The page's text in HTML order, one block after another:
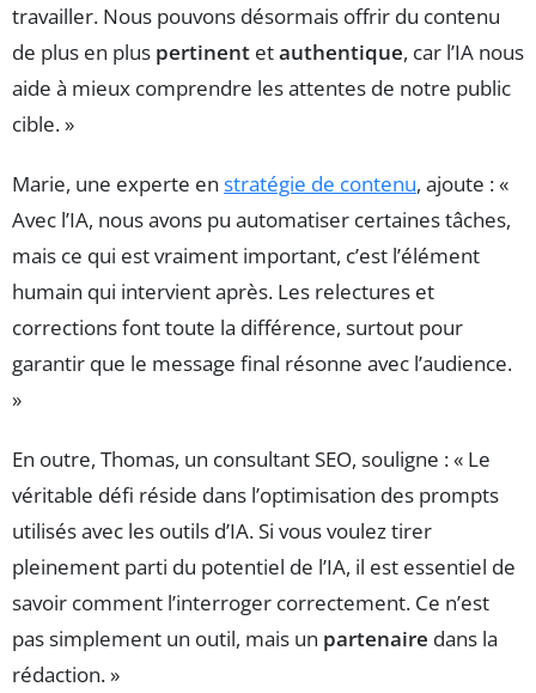
travailler. Nous pouvons désormais offrir du contenu
de plus en plus pertinent etauthentique, car l’IA nous
aide à mieux comprendre les attentes de notre public
cible. »
Marie, une experte en stratégie de contenu, ajoute : «
Avec l’IA, nous avons pu automatiser certaines tâches,
mais ce qui est vraiment important, c’est l’élément
humain qui intervient après. Les relectures et
corrections font toute la différence, surtout pour
garantir que le message final résonne avec l’audience.
»
En outre, Thomas, un consultant SEO, souligne : « Le
véritable défi réside dans l’optimisation des prompts
utilisés avec les outils d’IA. Si vous voulez tirer
pleinement parti du potentiel de l’IA, il est essentiel de
savoir comment l’interroger correctement. Ce n’est
pas simplement un outil, mais un partenaire dans la
rédaction. »